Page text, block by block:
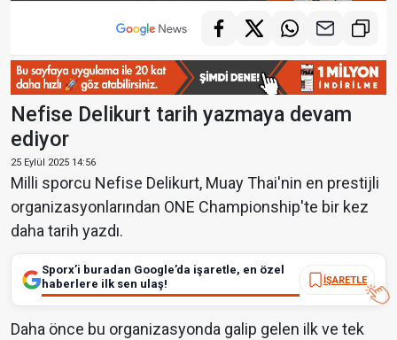
Nefise Delikurt tarih yazmaya devam
ediyor
25 Eylül 2025 14:56
Milli sporcu Nefise Delikurt, Muay Thai'nin en prestijli
organizasyonlarından ONE Championship'te bir kez
daha tarih yazdı.
Sporx’i buradan Google’da işaretle, en özel
haberlere ilk sen ulaş!
İŞARETLE
Daha önce bu organizasyonda galip gelen ilk ve tek